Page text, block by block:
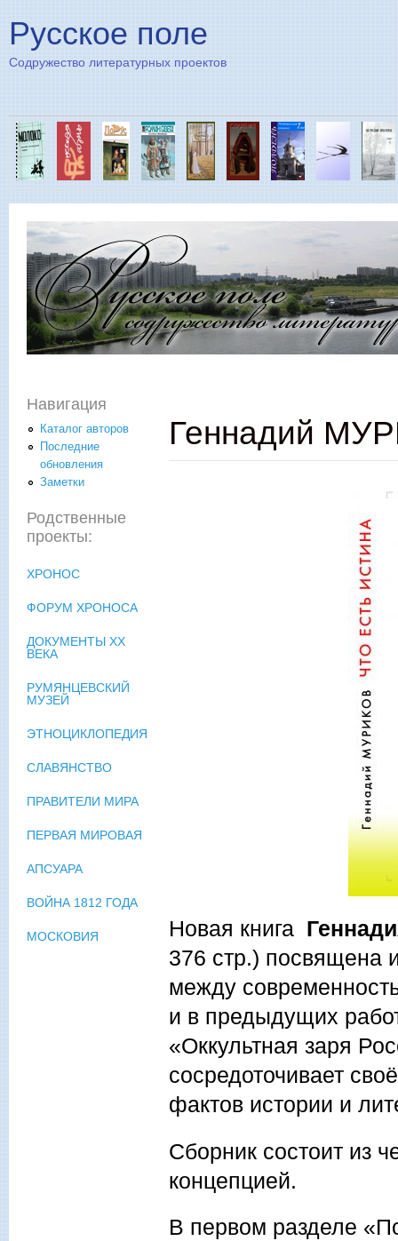
Русское поле
Содружество литературных проектов
Геннадий
Новая книга
376 стр.) посвящена
между
и в предыдущих
«Оккультная заря
сосредоточивает
фактов истории и
Сборник состоит из
концепцией.
В первом разделе
Навигация
Каталог авторов
Последние
обновления
Заметки
Родственные
проекты:
ХРОНОС
ФОРУМ ХРОНОСА
ДОКУМЕНТЫ XX
ВЕКА
РУМЯНЦЕВСКИЙ
МУЗЕЙ
ЭТНОЦИКЛОПЕДИЯ
СЛАВЯНСТВО
ПРАВИТЕЛИ МИРА
ПЕРВАЯ МИРОВАЯ
АПСУАРА
ВОЙНА 1812 ГОДА
МОСКОВИЯ